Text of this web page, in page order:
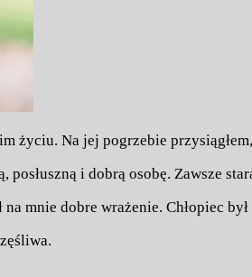
życiu. Na jej pogrzebie
i dobrą osobę. Zawsze
mnie dobre wrażenie. Chłopiec